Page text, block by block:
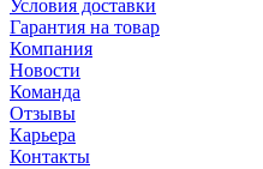
Условия доставки
Гарантия на товар
Компания
Новости
Команда
Отзывы
Карьера
Контакты